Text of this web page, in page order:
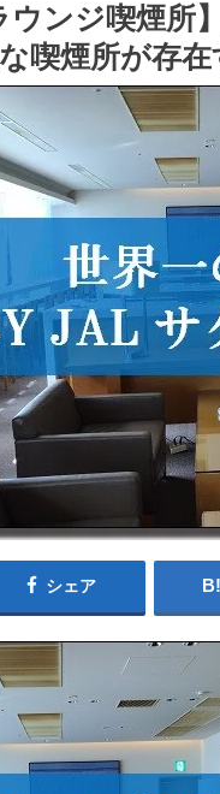
ウンジ喫煙所
喫煙所が存在
シェア